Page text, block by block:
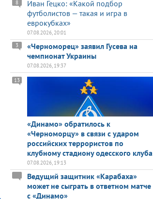
Иван Гецко: «Какой подбор
футболистов — такая и игра в
еврокубках»
8
07.08.2026, 20:01
«Черноморец» заявил Гусева на
чемпионат Украины
3
07.08.2026, 19:37
«Динамо» обратилось к
«Черноморцу» в связи с ударом
российских террористов по
клубному стадиону одесского клуба
13
07.08.2026, 19:13
Ведущий защитник «Карабаха»
может не сыграть в ответном матче
с «Динамо»